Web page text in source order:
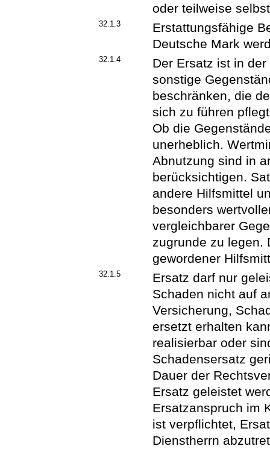
oder teilweise
32.1.3
Erstattungsfähige
Deutsche Mark
32.1.4
Der Ersatz ist in
sonstige
beschränken, die
sich zu führen
Ob die
unerheblich.
Abnutzung sind in
berücksichtigen.
andere Hilfsmittel
besonders
vergleichbarer
zugrunde zu legen.
gewordener
32.1.5
Ersatz darf nur
Schaden nicht auf
Versicherung,
ersetzt erhalten
realisierbar oder
Schadensersatz
Dauer der
Ersatz geleistet
Ersatzanspruch im
ist verpflichtet,
Dienstherrn